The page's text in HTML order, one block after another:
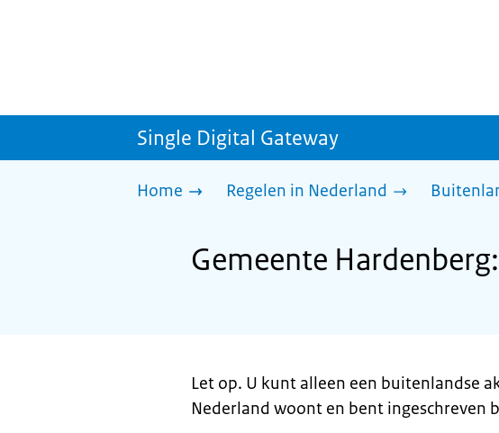
Single Digital Gateway
Home Regelen in Nederland
Gemeente
Let op. U kunt alleen een buitenlandse
Nederland woont en bent ingeschreven